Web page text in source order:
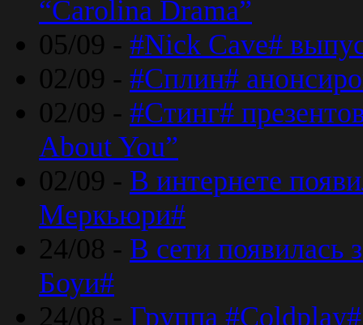
“Carolina Drama”
05/09 - #Nick Cave#
02/09 - #Сплин#
02/09 - #Стинг#
About You”
02/09 - В интернете
Меркьюри#
24/08 - В сети появилась
Боуи#
24/08 - Группа